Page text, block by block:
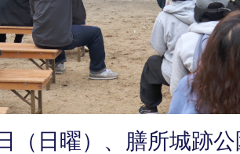
（日曜）、膳所城跡